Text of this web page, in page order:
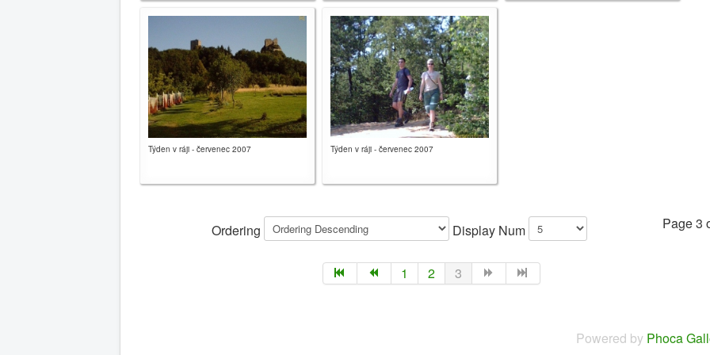
Týden v ráji - červenec 2007 Týden v ráji - červenec 2007
Ordering Display Num Page 3
1 2 3
Powered by Phoca